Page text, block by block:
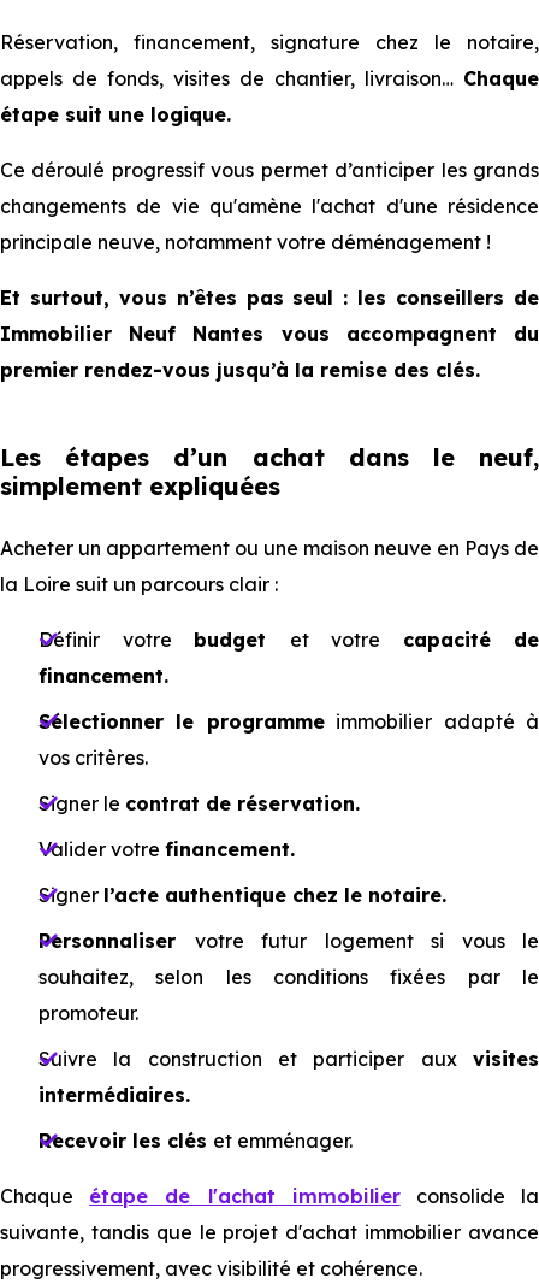
Réservation, financement, signature chez le notaire,
appels de fonds, visites de chantier, livraison… Chaque
étape suit une logique.
Ce déroulé progressif vous permet d’anticiper les grands
changements de vie qu'amène l'achat d'une résidence
principale neuve, notamment votre déménagement !
Et surtout, vous n’êtes pas seul : les conseillers de
Immobilier Neuf Nantes vous accompagnent du
premier rendez-vous jusqu’à la remise des clés.
Les étapes d’un achat dans le neuf,
simplement expliquées
Acheter un appartement ou une maison neuve en Pays de
la Loire suit un parcours clair :
Définir votre budget et votre capacité de
financement.
Sélectionner le programmeimmobilier adapté à
vos critères.
Signer le contrat de réservation.
Valider votre financement.
Signer l’acte authentique chez le notaire.
Personnaliser votre futur logement si vous le
souhaitez, selon les conditions fixées par le
promoteur.
Suivre la construction et participer aux visites
intermédiaires.
Recevoir les clés et emménager.
Chaque étape de l'achat immobilierconsolide la
suivante, tandis que le projet d'achat immobilier avance
progressivement, avec visibilité et cohérence.